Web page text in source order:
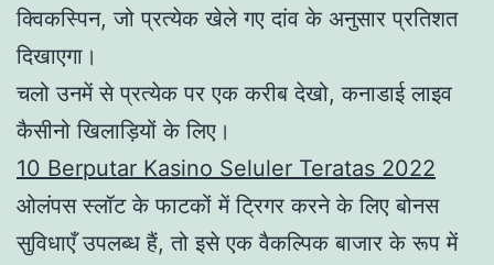
क्विकस्पिन, जो प्रत्येक खेले गए दांव के अनुसार प्रतिशत
दिखाएगा।
चलो उनमें से प्रत्येक पर एक करीब देखो, कनाडाई लाइव
कैसीनो खिलाड़ियों के लिए।
10 Berputar Kasino Seluler Teratas 2022
ओलंपस स्लॉट के फाटकों में ट्रिगर करने के लिए बोनस
सुविधाएँ उपलब्ध हैं, तो इसे एक वैकल्पिक बाजार के रूप में